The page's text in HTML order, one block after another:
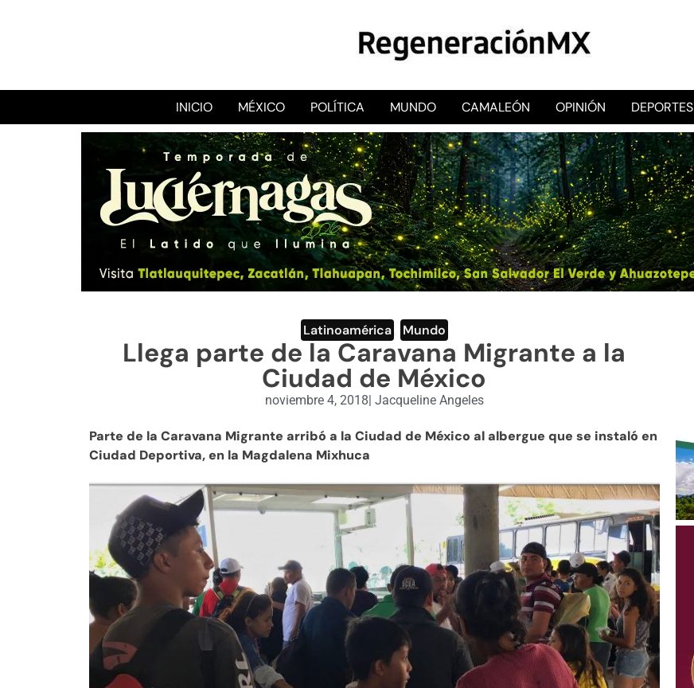
RegeneraciónMX
Sitio de noticias libre e independiente
INICIO MÉXICO POLÍTICA MUNDO CAMALEÓN OPINIÓN DEPORTES
Latinoamérica Mundo
Llega parte de la Caravana Migrante a la
Ciudad de México
noviembre 4, 2018 Jacqueline Angeles
Parte de la Caravana Migrante arribó a la Ciudad de México al albergue que se instaló en
Ciudad Deportiva, en la Magdalena Mixhuca